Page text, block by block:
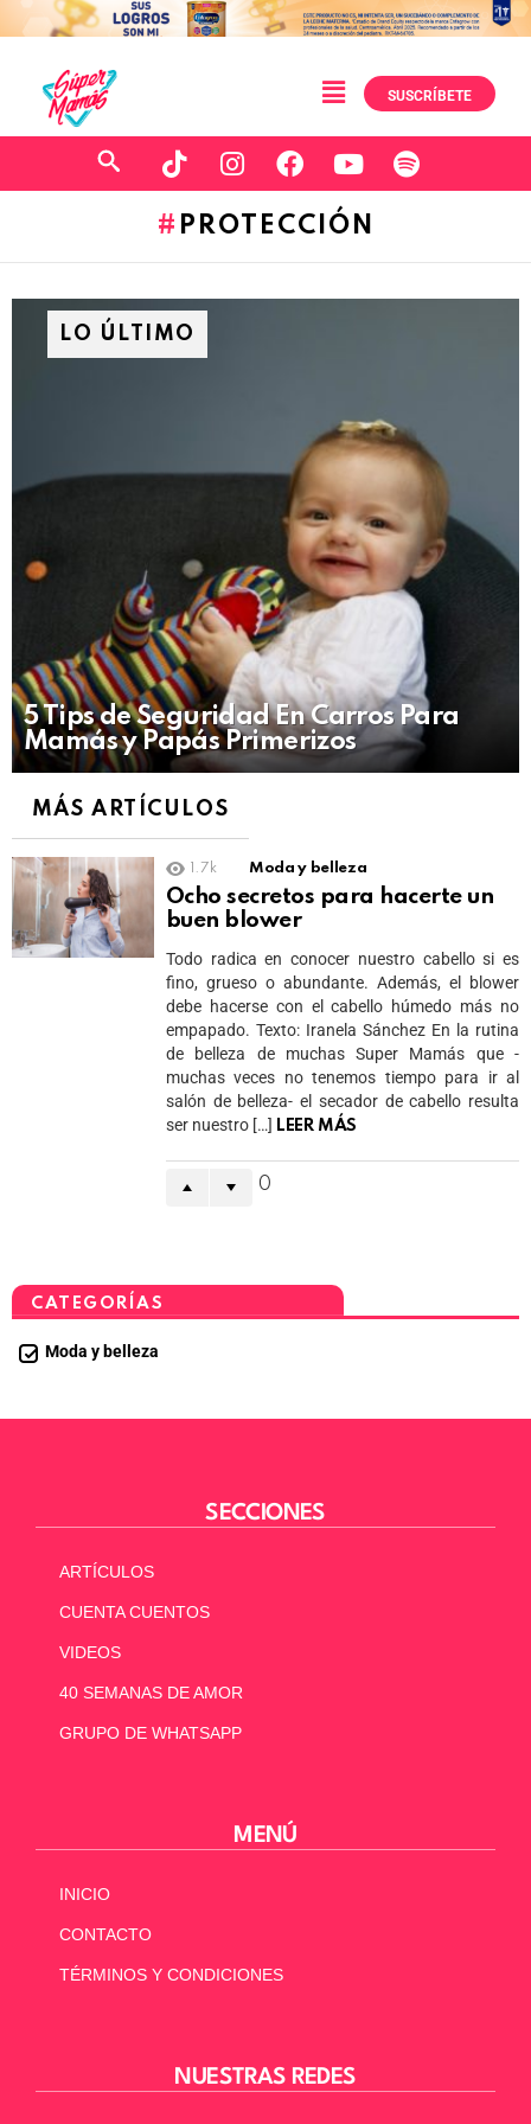
SUSCRÍBETE
PROTECCIÓN
LO ÚLTIMO
5 Tips de Seguridad En Carros Para
Mamás y Papás Primerizos
MÁS ARTÍCULOS
1.7k Moda y belleza
Ocho secretos para hacerte un
buen blower
Todo radica en conocer nuestro cabello si es
fino, grueso o abundante. Además, el blower
debe hacerse con el cabello húmedo más no
empapado. Texto: Iranela Sánchez En la rutina
de belleza de muchas Super Mamás que -
muchas veces no tenemos tiempo para ir al
salón de belleza- el secador de cabello resulta
ser nuestro […] LEER MÁS
0
CATEGORÍAS
Moda y belleza
SECCIONES
ARTÍCULOS
CUENTA CUENTOS
VIDEOS
40 SEMANAS DE AMOR
GRUPO DE WHATSAPP
MENÚ
INICIO
CONTACTO
TÉRMINOS Y CONDICIONES
NUESTRAS REDES